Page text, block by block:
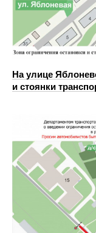
На улице
и стоянки